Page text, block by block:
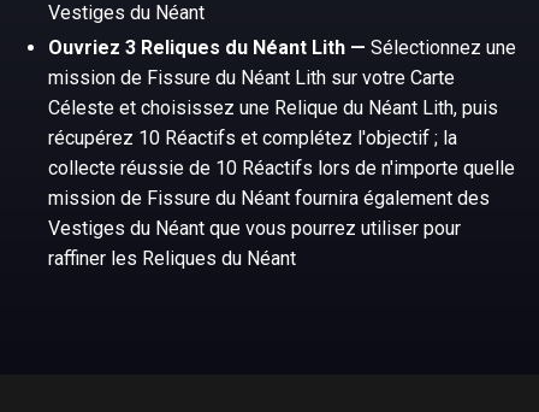
Vestiges du Néant
Ouvriez 3 Reliques du Néant Lith —Sélectionnez une
mission de Fissure du Néant Lith sur votre Carte
Céleste et choisissez une Relique du Néant Lith, puis
récupérez 10 Réactifs et complétez l'objectif ; la
collecte réussie de 10 Réactifs lors de n'importe quelle
mission de Fissure du Néant fournira également des
Vestiges du Néant que vous pourrez utiliser pour
raffiner les Reliques du Néant